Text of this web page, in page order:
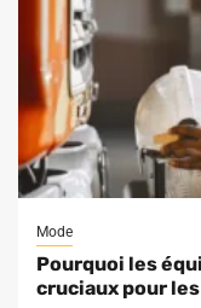
Mode
Pourquoi les
cruciaux pour